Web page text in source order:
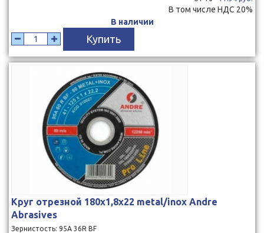
В том числе НДС 20%
В наличии
Купить
Круг отрезной 180x1,8x22 metal/inox Andre
Abrasives
Зернистость: 95A 36R BF